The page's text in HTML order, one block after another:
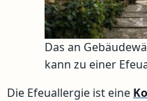
Das an
kann zu einer
Die Efeuallergie ist eine